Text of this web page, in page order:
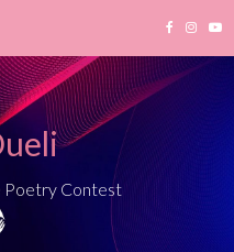
Poetry Contest